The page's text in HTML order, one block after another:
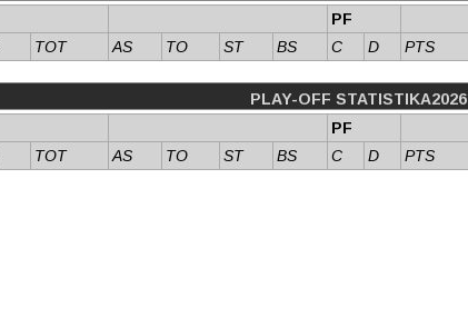
PF
TOT AS TO ST BS C D PTS
PLAY-OFF STATISTIKA2026
PF
TOT AS TO ST BS C D PTS